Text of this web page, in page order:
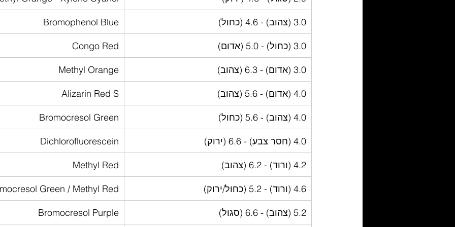
3.0 (צהוב) - 4.6 (כחול) Bromophenol Blue
3.0 (כחול) - 5.0 (אדום) Congo Red
3.0 (אדום) - 6.3 (צהוב) Methyl Orange
4.0 (אדום) - 5.6 (צהוב) Alizarin Red S
4.0 (צהוב) - 5.6 (כחול) Bromocresol Green
4.0 (חסר צבע) - 6.6 (ירוק) Dichlorofluorescein
4.2 (ורוד) - 6.2 (צהוב) Methyl Red
4.6 (ורוד) - 5.2 (כחול/ירוק) Green / Methyl Red
5.2 (צהוב) - 6.6 (סגול) Bromocresol Purple